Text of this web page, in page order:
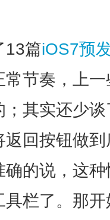
13篇iOS7预
常节奏，上
；其实还少
返回按钮做
确的说，这
具栏了。那